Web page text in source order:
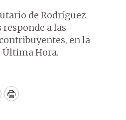
de Rodríguez
responde a las
en la
Última Hora.
Print